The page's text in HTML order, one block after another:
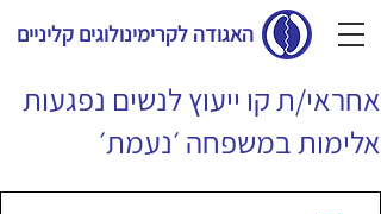
האגודה לקרימינולוגים קליניים
אחראי/ת קו ייעוץ לנשים נפגעות
אלימות במשפחה ׳נעמת׳